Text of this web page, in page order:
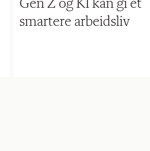
Gen Z og KI kan gi et
smartere arbeidsliv